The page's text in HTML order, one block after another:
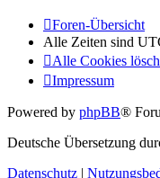
Foren-Übersicht
Alle Zeiten sind
Alle Cookies
Impressum
Powered by phpBB®
Deutsche Übersetzung
Datenschutz |